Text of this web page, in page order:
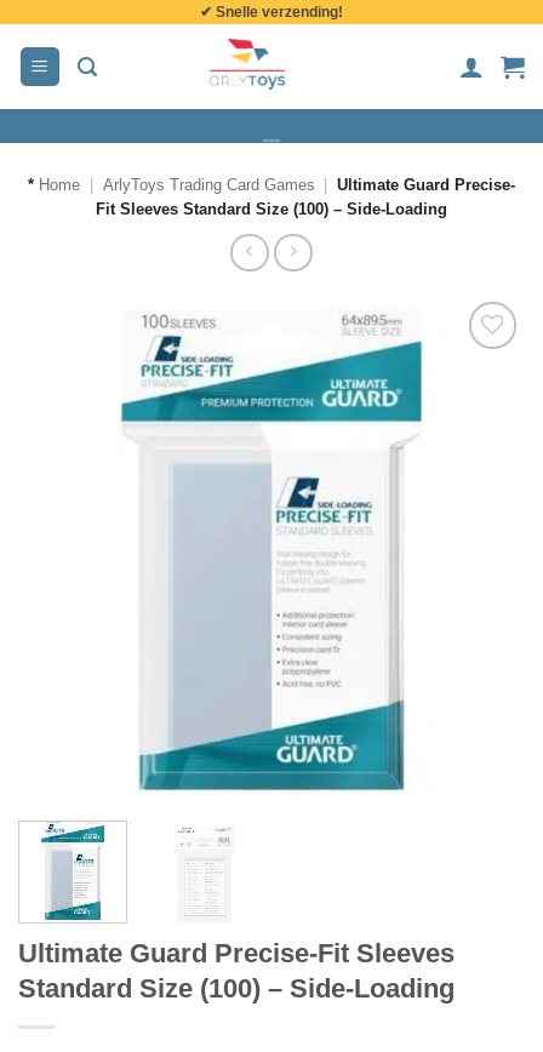
inhoud
✔ Snelle verzending!
* Home ArlyToys Trading Card Games
Ultimate Guard Precise-
Fit Sleeves Standard Size (100) – Side-Loading
Ultimate Guard Precise-Fit Sleeves
Standard Size (100) – Side-Loading